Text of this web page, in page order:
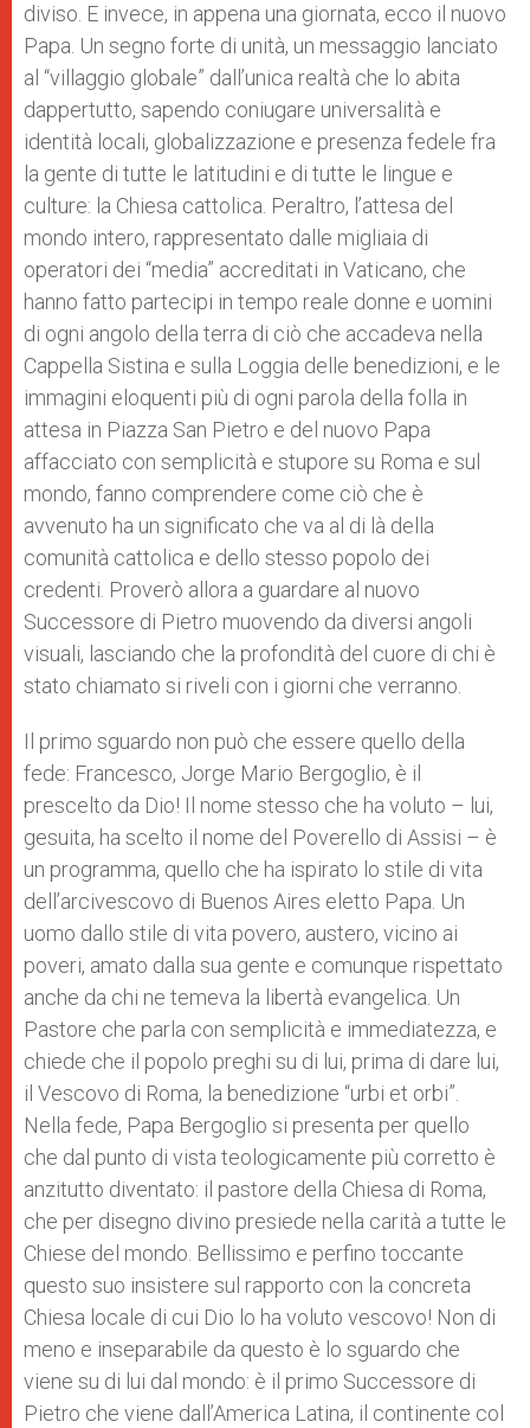
diviso. E invece, in appena una giornata, ecco il nuovo
Papa. Un segno forte di unità, un messaggio lanciato
al “villaggio globale” dall’unica realtà che lo abita
dappertutto, sapendo coniugare universalità e
identità locali, globalizzazione e presenza fedele fra
la gente di tutte le latitudini e di tutte le lingue e
culture: la Chiesa cattolica. Peraltro, l’attesa del
mondo intero, rappresentato dalle migliaia di
operatori dei “media” accreditati in Vaticano, che
hanno fatto partecipi in tempo reale donne e uomini
di ogni angolo della terra di ciò che accadeva nella
Cappella Sistina e sulla Loggia delle benedizioni, e le
immagini eloquenti più di ogni parola della folla in
attesa in Piazza San Pietro e del nuovo Papa
affacciato con semplicità e stupore su Roma e sul
mondo, fanno comprendere come ciò che è
avvenuto ha un significato che va al di là della
comunità cattolica e dello stesso popolo dei
credenti. Proverò allora a guardare al nuovo
Successore di Pietro muovendo da diversi angoli
visuali, lasciando che la profondità del cuore di chi è
stato chiamato si riveli con i giorni che verranno.
Il primo sguardo non può che essere quello della
fede: Francesco, Jorge Mario Bergoglio, è il
prescelto da Dio! Il nome stesso che ha voluto – lui,
gesuita, ha scelto il nome del Poverello di Assisi – è
un programma, quello che ha ispirato lo stile di vita
dell’arcivescovo di Buenos Aires eletto Papa. Un
uomo dallo stile di vita povero, austero, vicino ai
poveri, amato dalla sua gente e comunque rispettato
anche da chi ne temeva la libertà evangelica. Un
Pastore che parla con semplicità e immediatezza, e
chiede che il popolo preghi su di lui, prima di dare lui,
il Vescovo di Roma, la benedizione “urbi et orbi”.
Nella fede, Papa Bergoglio si presenta per quello
che dal punto di vista teologicamente più corretto è
anzitutto diventato: il pastore della Chiesa di Roma,
che per disegno divino presiede nella carità a tutte le
Chiese del mondo. Bellissimo e perfino toccante
questo suo insistere sul rapporto con la concreta
Chiesa locale di cui Dio lo ha voluto vescovo! Non di
meno e inseparabile da questo è lo sguardo che
viene su di lui dal mondo: è il primo Successore di
Pietro che viene dall’America Latina, il continente col